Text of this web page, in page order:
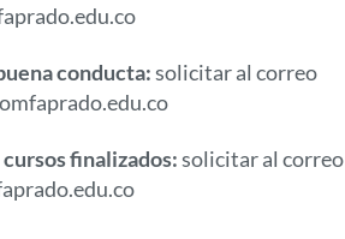
conducta:solicitar al correo
finalizados:solicitar al correo